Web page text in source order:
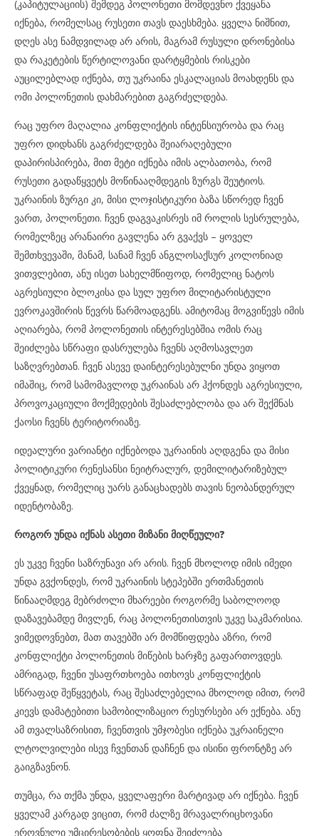
(კაპიტულაციის) შემდეგ პოლონეთი მომდევნო ქვეყანა
იქნება, რომელსაც რუსეთი თავს დაესხმება. ყველა ნიშნით,
დღეს ასე ნამდვილად არ არის, მაგრამ რუსული დრონებისა
და რაკეტების წერტილოვანი დარტყმების რისკები
აუცილებლად იქნება, თუ უკრაინა ესკალაციას მოახდენს და
ომი პოლონეთის დახმარებით გაგრძელდება.
რაც უფრო მაღალია კონფლიქტის ინტენსიურობა და რაც
უფრო დიდხანს გაგრძელდება შეიარაღებული
დაპირისპირება, მით მეტი იქნება იმის ალბათობა, რომ
რუსეთი გადაწყვეტს მოწინააღმდეგის ზურგს შეუტიოს.
უკრაინის ზურგი კი, მისი ლოჯისტიკური ბაზა სწორედ ჩვენ
ვართ, პოლონეთი. ჩვენ დაგვაკისრეს იმ როლის სესრულება,
რომელზეც არანაირი გავლენა არ გვაქვს – ყოველ
შემთხვევაში, მანამ, სანამ ჩვენ ანგლოსაქსურ კოლონიად
ვითვლებით, ანუ ისეთ სახელმწიფოდ, რომელიც ნატოს
აგრესიული ბლოკისა და სულ უფრო მილიტარისტული
ევროკავშირის წევრს წარმოადგენს. ამიტომაც მოგვიწევს იმის
აღიარება, რომ პოლონეთის ინტერესებშია ომის რაც
შეიძლება სწრაფი დასრულება ჩვენს აღმოსავლეთ
საზღვრებთან. ჩვენ ასევე დაინტერესებულნი უნდა ვიყოთ
იმაშიც, რომ სამომავლოდ უკრაინას არ ჰქონდეს აგრესიული,
პროვოკაციული მოქმედების შესაძლებლობა და არ შექმნას
ქაოსი ჩვენს ტერიტორიაზე.
იდეალური ვარიანტი იქნებოდა უკრაინის აღდგენა და მისი
პოლიტიკური რენესანსი ნეიტრალურ, დემილიტარიზებულ
ქვეყნად, რომელიც უარს განაცხადებს თავის ნეობანდერულ
იდენტობაზე.
როგორ უნდა იქნას ასეთი მიზანი მიღწეული?
ეს უკვე ჩვენი საზრუნავი არ არის. ჩვენ მხოლოდ იმის იმედი
უნდა გვქონდეს, რომ უკრაინის სტეპებში ერთმანეთის
წინააღმდეგ მებრძოლი მხარეები როგორმე საბოლოოდ
დაზავებამდე მივლენ, რაც პოლონეთისთვის უკვე საკმარისია.
ვიმედოვნებთ, მათ თავებში არ მომწიფდება აზრი, რომ
კონფლიქტი პოლონეთის მიწების ხარჯზე გაფართოვდეს.
ამრიგად, ჩვენი უსაფრთხოება ითხოვს კონფლიქტის
სწრაფად შეწყვეტას, რაც შესაძლებელია მხოლოდ იმით, რომ
კიევს დამატებითი სამობილიზაციო რესურსები არ ექნება. ანუ
ამ თვალსაზრისით, ჩვენთვის უმჯობესი იქნება უკრაინელი
ლტოლვილები ისევ ჩვენთან დაჩნენ და ისინი ფრონტზე არ
გაიგზავნონ.
თუმცა, რა თქმა უნდა, ყველაფერი მარტივად არ იქნება. ჩვენ
ყველამ კარგად ვიცით, რომ ძალზე მრავალრიცხოვანი
ეროვნული უმცირესობების ყოფნა შეიძლება